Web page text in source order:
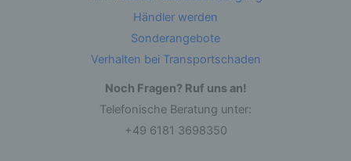
Händler werden
Sonderangebote
Verhalten bei Transportschaden
Noch Fragen? Ruf uns an!
Telefonische Beratung unter:
+49 6181 3698350
Organisation, das Ordnen, die Speicherung, die
Anpassung oder Veränderung, das Auslesen,
das Abfragen, die Verwendung, die Offenlegung
durch Übermittlung, Verbreitung oder eine
andere Form der Bereitstellung, den Abgleich
oder die Verknüpfung, die Einschränkung, das
Löschen oder die Vernichtung.
d) Einschränkung der Verarbeitung